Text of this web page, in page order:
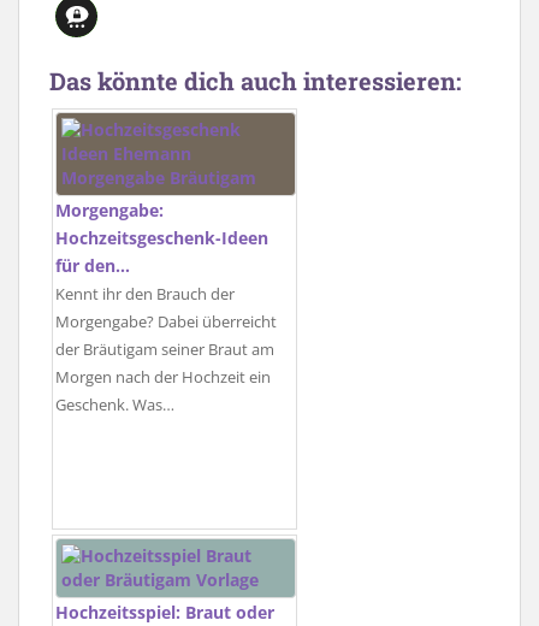
Das könnte dich auch interessieren:
Morgengabe:
Hochzeitsgeschenk-Ideen
für den…
Kennt ihr den Brauch der
Morgengabe? Dabei überreicht
der Bräutigam seiner Braut am
Morgen nach der Hochzeit ein
Geschenk. Was…
Hochzeitsspiel: Braut oder